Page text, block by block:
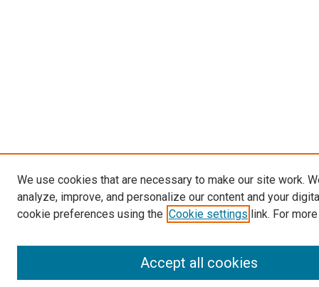
We use cookies that are necessary to make our site work.
analyze, improve, and personalize our content and your
cookie preferences using the Cookie settings link. For
Accept all cookies